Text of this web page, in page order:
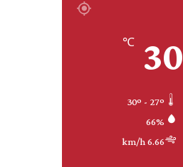
30
℃
66%
6.66 km/h